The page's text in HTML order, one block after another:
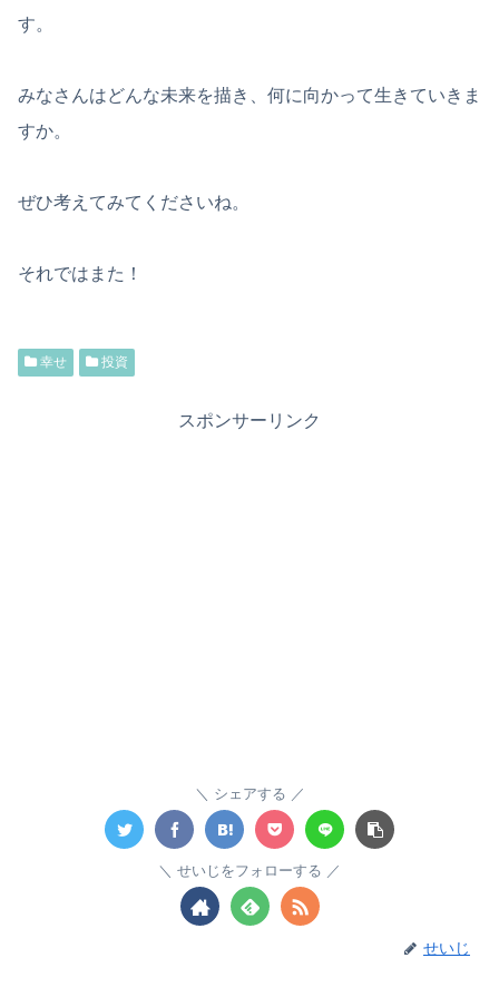
す。
みなさんはどんな未来を描き、何に向かって生きていきま
すか。
ぜひ考えてみてくださいね。
それではまた！
幸せ 投資
スポンサーリンク
シェアする
せいじをフォローする
せいじ